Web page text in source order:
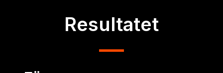
Resultatet